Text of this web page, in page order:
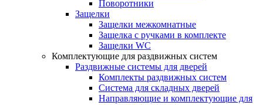
Поворотники
Защелки
Защелки межкомнатные
Защелка с ручками в комплекте
Защелки WC
Комплектующие для раздвижных систем
Раздвижные системы для дверей
Комплекты раздвижных систем
Система для складных дверей
Направляющие и комплектующие для